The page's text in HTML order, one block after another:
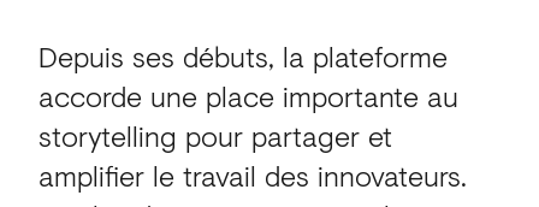
Depuis ses débuts, la plateforme
accorde une place importante au
storytelling pour partager et
amplifier le travail des innovateurs.